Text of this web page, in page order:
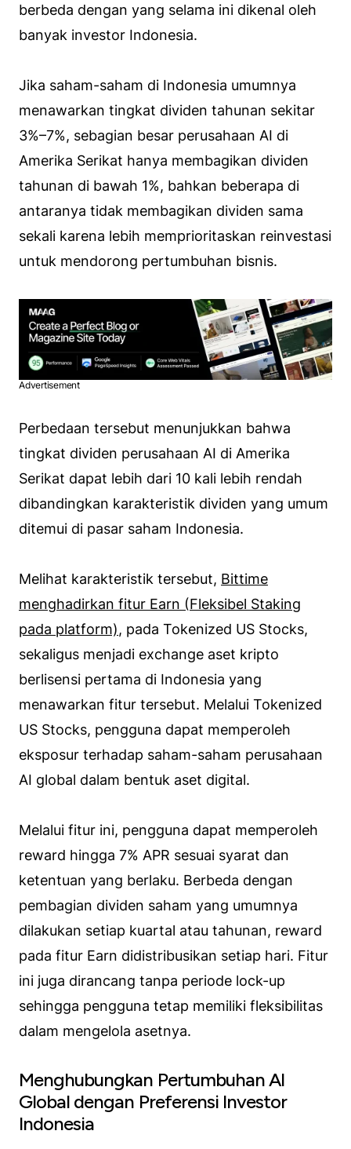
berbeda dengan yang selama ini dikenal oleh
banyak investor Indonesia.
Jika saham-saham di Indonesia umumnya
menawarkan tingkat dividen tahunan sekitar
3%–7%, sebagian besar perusahaan AI di
Amerika Serikat hanya membagikan dividen
tahunan di bawah 1%, bahkan beberapa di
antaranya tidak membagikan dividen sama
sekali karena lebih memprioritaskan reinvestasi
untuk mendorong pertumbuhan bisnis.
Advertisement
Perbedaan tersebut menunjukkan bahwa
tingkat dividen perusahaan AI di Amerika
Serikat dapat lebih dari 10 kali lebih rendah
dibandingkan karakteristik dividen yang umum
ditemui di pasar saham Indonesia.
Melihat karakteristik tersebut, Bittime
menghadirkan fitur Earn (Fleksibel Staking
pada platform), pada Tokenized US Stocks,
sekaligus menjadi exchange aset kripto
berlisensi pertama di Indonesia yang
menawarkan fitur tersebut. Melalui Tokenized
US Stocks, pengguna dapat memperoleh
eksposur terhadap saham-saham perusahaan
AI global dalam bentuk aset digital.
Melalui fitur ini, pengguna dapat memperoleh
reward hingga 7% APR sesuai syarat dan
ketentuan yang berlaku. Berbeda dengan
pembagian dividen saham yang umumnya
dilakukan setiap kuartal atau tahunan, reward
pada fitur Earn didistribusikan setiap hari. Fitur
ini juga dirancang tanpa periode lock-up
sehingga pengguna tetap memiliki fleksibilitas
dalam mengelola asetnya.
Menghubungkan Pertumbuhan AI
Global dengan Preferensi Investor
Indonesia